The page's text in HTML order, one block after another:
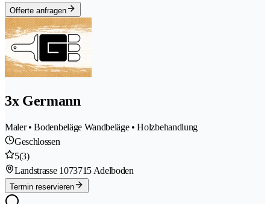
Offerte anfragen
3x Germann
Maler • Bodenbeläge Wandbeläge • Holzbehandlung
Geschlossen
5(3)
Landstrasse 1073715 Adelboden
Termin reservieren